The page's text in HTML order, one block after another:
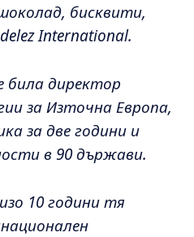
бисквити,
International.
била директор
за Източна Европа,
за две години и
в 90 държави.
10 години тя